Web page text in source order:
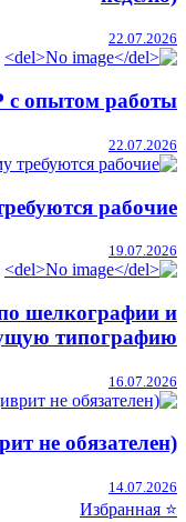
22.07.2026
опытом работы
22.07.2026
рабочие
19.07.2026
по шелкографии и
типографию
16.07.2026
не обязателен)
14.07.2026
⭐ Избранная